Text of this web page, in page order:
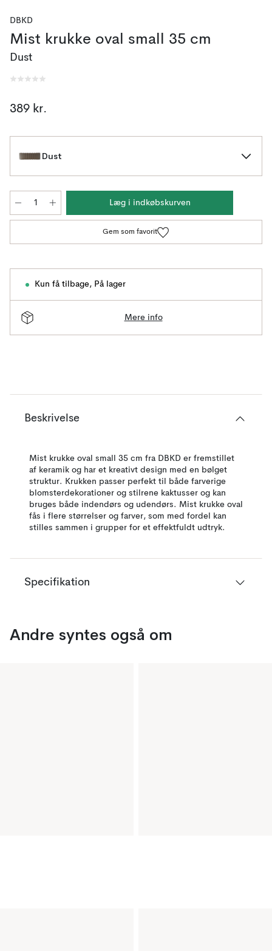
DBKD
Mist krukke oval small 35 cm
Dust
389 kr.
Dust
Læg i indkøbskurven
Gem som favorit
Kun få tilbage, På lager
Mere info
Beskrivelse
Mist krukke oval small 35 cm fra DBKD er fremstillet
af keramik og har et kreativt design med en bølget
struktur. Krukken passer perfekt til både farverige
blomsterdekorationer og stilrene kaktusser og kan
bruges både indendørs og udendørs. Mist krukke oval
fås i flere størrelser og farver, som med fordel kan
stilles sammen i grupper for et effektfuldt udtryk.
Specifikation
Andre syntes også om